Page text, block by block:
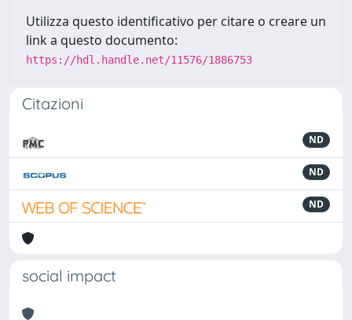
Utilizza questo identificativo per citare o creare un
link a questo documento:
https://hdl.handle.net/11576/1886753
Citazioni
ND
ND
ND
social impact